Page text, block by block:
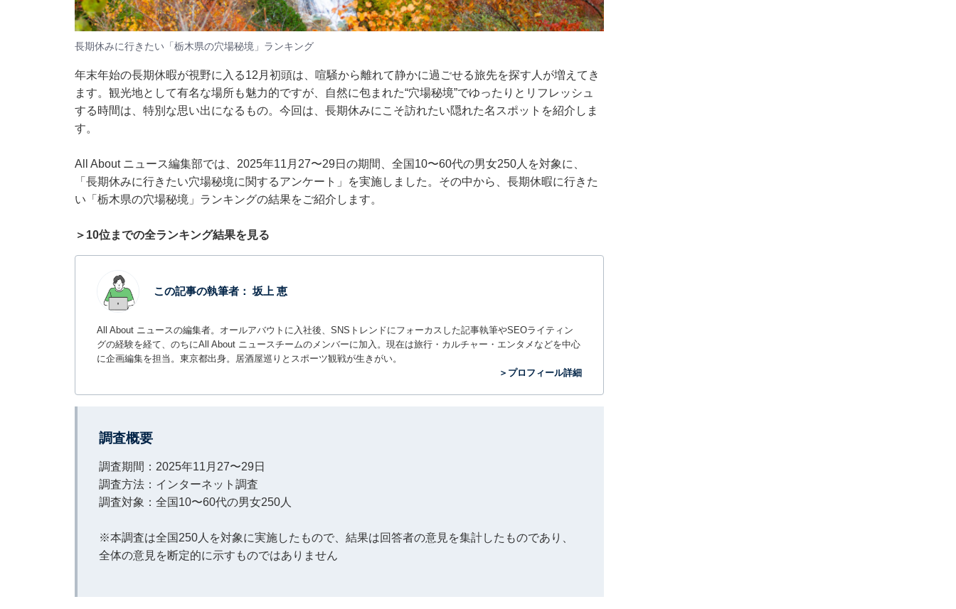
長期休みに行きたい「栃木県の穴場秘境」ランキング
年末年始の長期休暇が視野に入る12月初頭は、喧騒から離れて静かに過ごせる旅先を探す人が増えてき
ます。観光地として有名な場所も魅力的ですが、自然に包まれた“穴場秘境”でゆったりとリフレッシュ
する時間は、特別な思い出になるもの。今回は、長期休みにこそ訪れたい隠れた名スポットを紹介しま
す。
All About ニュース編集部では、2025年11月27〜29日の期間、全国10〜60代の男女250人を対象に、
「長期休みに行きたい穴場秘境に関するアンケート」を実施しました。その中から、長期休暇に行きた
い「栃木県の穴場秘境」ランキングの結果をご紹介します。
＞10位までの全ランキング結果を見る
この記事の執筆者： 坂上 恵
All About ニュースの編集者。オールアバウトに入社後、SNSトレンドにフォーカスした記事執筆やSEOライティン
グの経験を経て、のちにAll About ニュースチームのメンバーに加入。現在は旅行・カルチャー・エンタメなどを中心
に企画編集を担当。東京都出身。居酒屋巡りとスポーツ観戦が生きがい。
＞プロフィール詳細
調査概要
調査期間：2025年11月27〜29日
調査方法：インターネット調査
調査対象：全国10〜60代の男女250人
※本調査は全国250人を対象に実施したもので、結果は回答者の意見を集計したものであり、
全体の意見を断定的に示すものではありません